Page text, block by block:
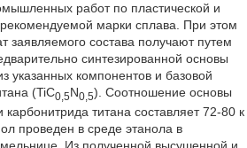
работ по пластической и
марки сплава. При этом
заявляемого состава получают путем
синтезированной основы
указанных компонентов и базовой
(TiC0,5N0,5). Соотношение основы
карбонитрида титана составляет 72-80 к
проведен в среде этанола в